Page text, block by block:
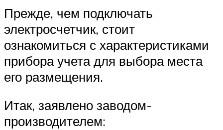
Прежде, чем подключать
электросчетчик, стоит
ознакомиться с характеристиками
прибора учета для выбора места
его размещения.
Итак, заявлено заводом-
производителем: